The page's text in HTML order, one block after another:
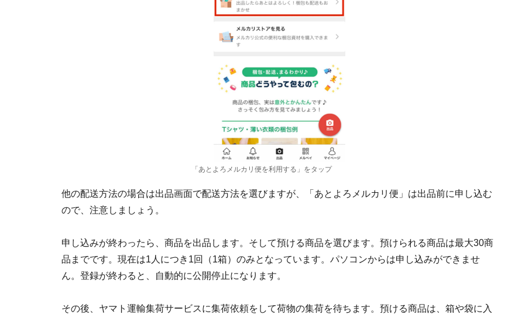
「あとよろメルカリ便を利用する」をタップ
他の配送方法の場合は出品画面で配送方法を選びますが、「あとよろメルカリ便」は出品前に申し込む
ので、注意しましょう。
申し込みが終わったら、商品を出品します。そして預ける商品を選びます。預けられる商品は最大30商
品までです。現在は1人につき1回（1箱）のみとなっています。パソコンからは申し込みができませ
ん。登録が終わると、自動的に公開停止になります。
その後、ヤマト運輸集荷サービスに集荷依頼をして荷物の集荷を待ちます。預ける商品は、箱や袋に入